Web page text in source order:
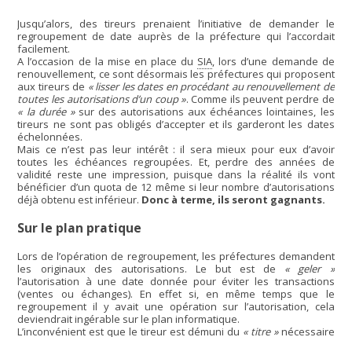
Jusqu’alors, des tireurs prenaient l’initiative de demander le
regroupement de date auprès de la préfecture qui l’accordait
facilement.
A l’occasion de la mise en place du SIA, lors d’une demande de
renouvellement, ce sont désormais les préfectures qui proposent
aux tireurs de « lisser les dates en procédant au renouvellement de
toutes les autorisations d’un coup ». Comme ils peuvent perdre de
« la durée »sur des autorisations aux échéances lointaines, les
tireurs ne sont pas obligés d’accepter et ils garderont les dates
échelonnées.
Mais ce n’est pas leur intérêt : il sera mieux pour eux d’avoir
toutes les échéances regroupées. Et, perdre des années de
validité reste une impression, puisque dans la réalité ils vont
bénéficier d’un quota de 12 même si leur nombre d’autorisations
déjà obtenu est inférieur. Donc à terme, ils seront gagnants.
Sur le plan pratique
Lors de l’opération de regroupement, les préfectures demandent
les originaux des autorisations. Le but est de « geler »
l’autorisation à une date donnée pour éviter les transactions
(ventes ou échanges). En effet si, en même temps que le
regroupement il y avait une opération sur l’autorisation, cela
deviendrait ingérable sur le plan informatique.
L’inconvénient est que le tireur est démuni du « titre »nécessaire